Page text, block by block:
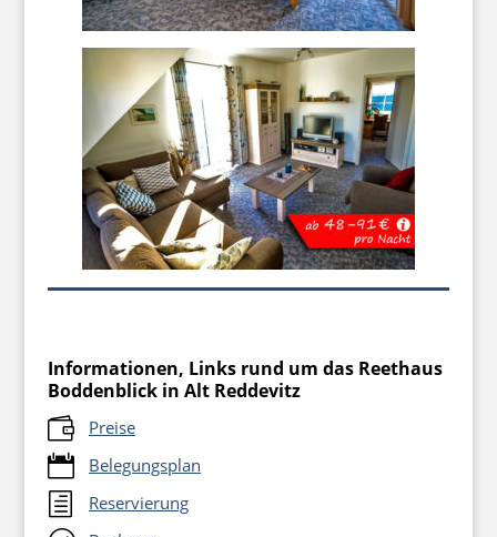
Informationen, Links rund um das Reethaus
Boddenblick in Alt Reddevitz
 Preise
 Belegungsplan
h Reservierung